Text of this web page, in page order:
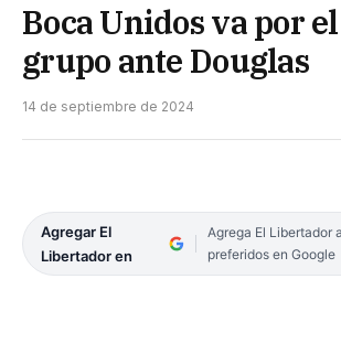
Boca Unidos va por
grupo ante Douglas
14 de septiembre de 2024
Agregar El
Libertador en
Agrega El Libertador
preferidos en Google